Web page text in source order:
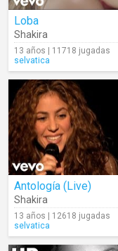
Loba
Shakira
13 años | 11718 jugadas
selvatica
Antología (Live)
Shakira
13 años | 12618 jugadas
selvatica